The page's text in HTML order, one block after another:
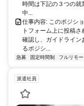
時間は下記の３つの就
中...
仕事内容: このポジシ
トフォーム上に投稿
確認し、ガイドライン
るポジシ...
急募 固定時間制 フルリモー
派遣社員